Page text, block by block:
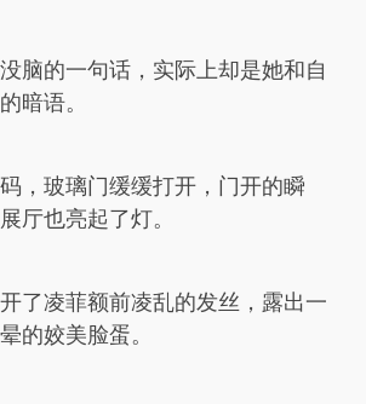
脑的一句话，实际上却是她和自
暗语。
，玻璃门缓缓打开，门开的瞬
厅也亮起了灯。
了凌菲额前凌乱的发丝，露出一
的姣美脸蛋。